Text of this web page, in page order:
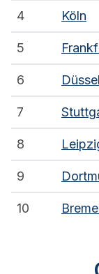
4 Köln
5
6
7
8
9
10